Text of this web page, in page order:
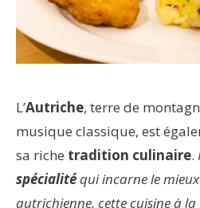
L’Autriche, terre de
musique classique, est
sa riche tradition culinaire.
spécialitéqui incarne le
autrichienne, cette cuisine à